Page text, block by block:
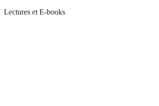
Lectures et E-books